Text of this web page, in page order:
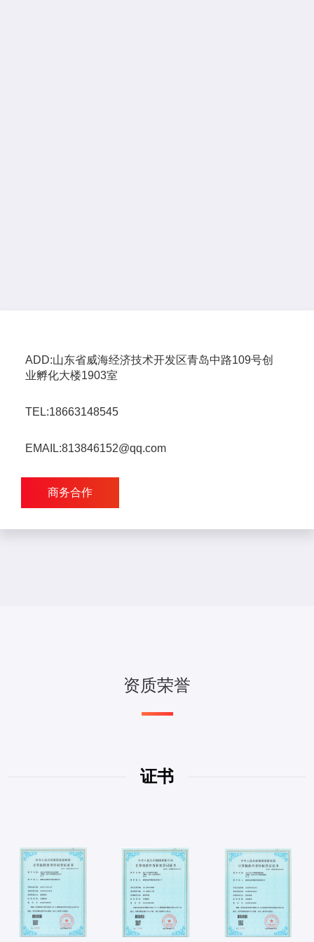
ADD:山东省威海经济技术开发区青岛中路109号创
业孵化大楼1903室
TEL:18663148545
EMAIL:813846152@qq.com
商务合作
资质荣誉
证书